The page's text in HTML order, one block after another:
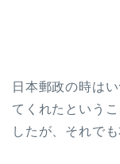
日本郵政の時は
てくれたという
したが、それで